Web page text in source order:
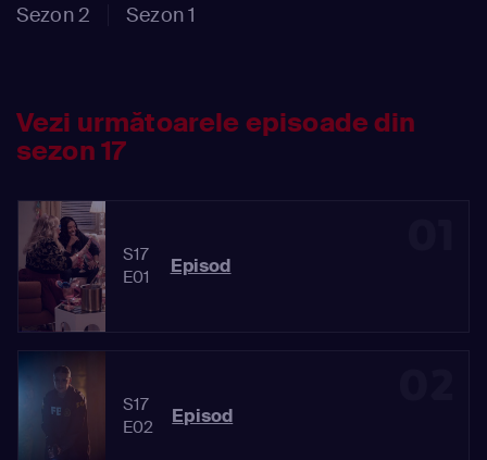
Sezon 2
Sezon 1
Vezi următoarele episoade din
sezon 17
S17
E01
Episod
S17
E02
Episod